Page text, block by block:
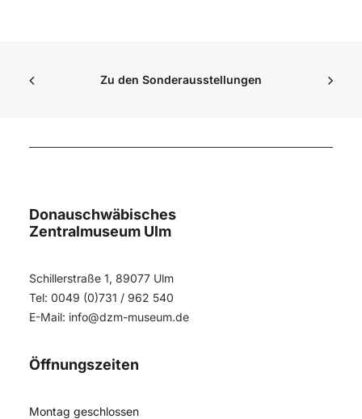
Zu den Sonderausstellungen
Donauschwäbisches
Zentralmuseum Ulm
Schillerstraße 1, 89077 Ulm
Tel: 0049 (0)731 / 962 540
E-Mail: info@dzm-museum.de
Öffnungszeiten
Montag geschlossen